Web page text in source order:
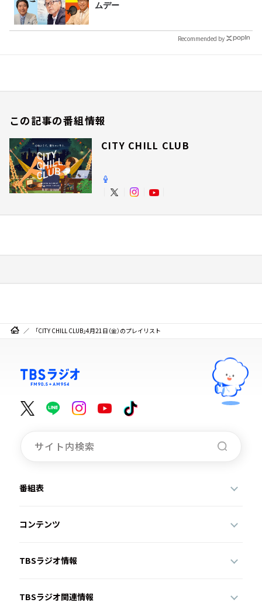
ムデー
Recommended by
この記事の番組情報
CITY CHILL CLUB
「CITY CHILL CLUB」4月21日（金）のプレイリスト
番組表
コンテンツ
TBSラジオ情報
TBSラジオ関連情報